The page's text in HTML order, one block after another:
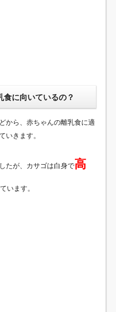
食に向いているの？
から、赤ちゃんの離乳食に適
いきます。
たが、カサゴは白身で高
います。